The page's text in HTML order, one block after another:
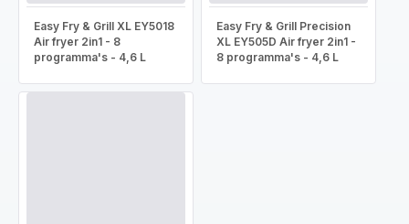
Easy Fry & Grill XL EY5018
Air fryer 2in1 - 8
programma's - 4,6 L
Easy Fry & Grill Precision
XL EY505D Air fryer 2in1 -
8 programma's - 4,6 L